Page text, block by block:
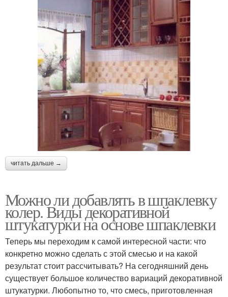
читать дальше →
Можно ли добавлять в шпаклевку
колер. Виды декоративной
штукатурки на основе шпаклевки
Теперь мы переходим к самой интересной части: что
конкретно можно сделать с этой смесью и на какой
результат стоит рассчитывать? На сегодняшний день
существует большое количество вариаций декоративной
штукатурки. Любопытно то, что смесь, приготовленная